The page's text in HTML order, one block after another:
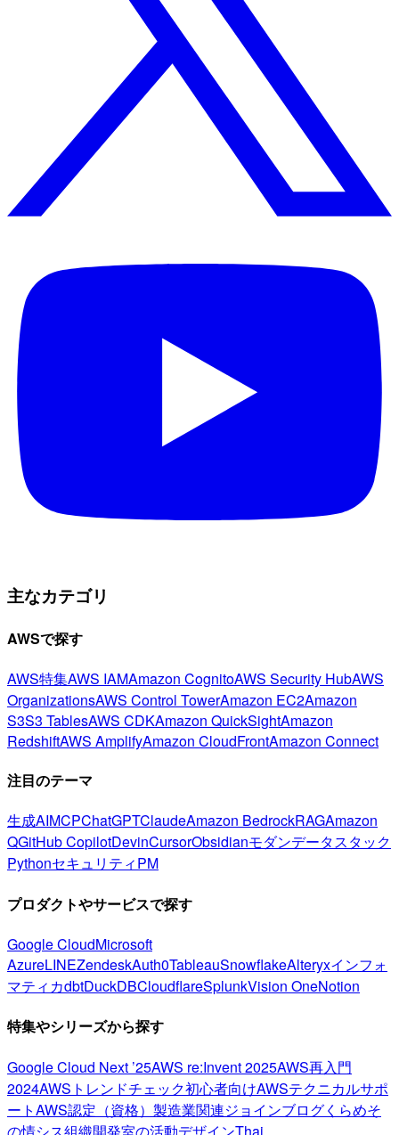
主なカテゴリ
AWSで探す
AWS特集AWS IAMAmazon CognitoAWS Security HubAWS
OrganizationsAWS Control TowerAmazon EC2Amazon
S3S3 TablesAWS CDKAmazon QuickSightAmazon
RedshiftAWS AmplifyAmazon CloudFrontAmazon Connect
注目のテーマ
生成AIMCPChatGPTClaudeAmazon BedrockRAGAmazon
QGitHub CopilotDevinCursorObsidianモダンデータスタック
PythonセキュリティPM
プロダクトやサービスで探す
Google CloudMicrosoft
AzureLINEZendeskAuth0TableauSnowflakeAlteryxインフォ
マティカdbtDuckDBCloudflareSplunkVision OneNotion
特集やシリーズから探す
Google Cloud Next ’25AWS re:Invent 2025AWS再入門
2024AWSトレンドチェック初心者向けAWSテクニカルサポ
ートAWS認定（資格） 製造業関連ジョインブログくらめそ
の情シス組織開発室の活動デザインThai